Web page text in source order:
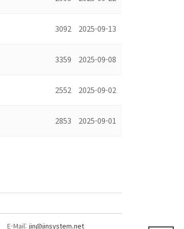
3092 2025-09-13
3359 2025-09-08
2552 2025-09-02
2853 2025-09-01
E-Mail: jin@jinsystem.net